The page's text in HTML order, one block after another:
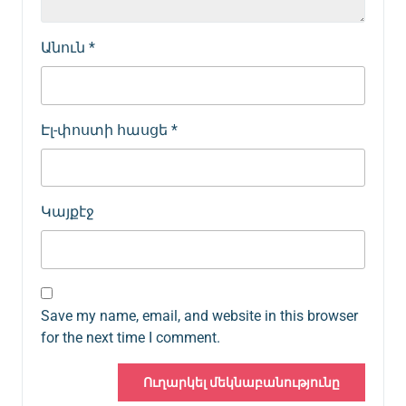
Անուն *
Էլ-փոստի հասցե *
Կայքէջ
Save my name, email, and website in this browser
for the next time I comment.